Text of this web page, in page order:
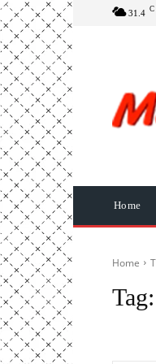
31.4 C
Home
Home
Tag: